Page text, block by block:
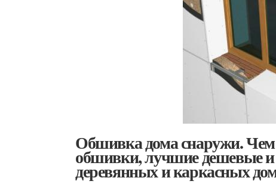
Обшивка дома снаружи.
обшивки, лучшие дешевые
деревянных и каркасных